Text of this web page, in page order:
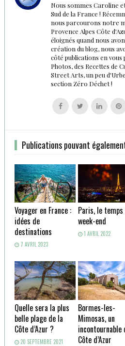
Nous sommes Caroline
Sud de la France !
nous parcourons notre
Provence Alpes Côte
éloignés quand nous
création du blog, nous
côté publications en
Photos, des Recettes de
Street Arts, un peu
section Zéro Déchet !
Follow
us
Follow
us
Follow
us
Publications pouvant
Voyager en France :
idées de
destinations
7 AVRIL 2023
Paris, le temps
week-end
1 AVRIL 2022
Quelle sera la plus
belle plage de la
Côte d’Azur ?
20 SEPTEMBRE 2021
Bormes-les-
Mimosas, un
incontournable
Côte d’Azur